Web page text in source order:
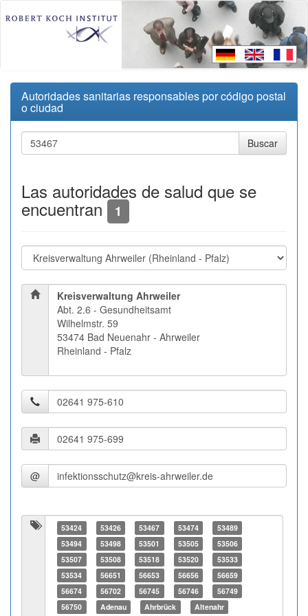
Autoridades sanitarias responsables por código postal
o ciudad
Las autoridades de salud que se
encuentran 1
Kreisverwaltung Ahrweiler
Abt. 2.6 - Gesundheitsamt
Wilhelmstr. 59
53474 Bad Neuenahr - Ahrweiler
Rheinland - Pfalz
@
53424 53426 53467 53474
53489
53494
53498 53501 53505
53506
53507
53508 53518 53520
53533
53534
56651 56653 56656
56659
56674
56702 56745 56746
56749
56750
Adenau Ahrbrück Altenahr